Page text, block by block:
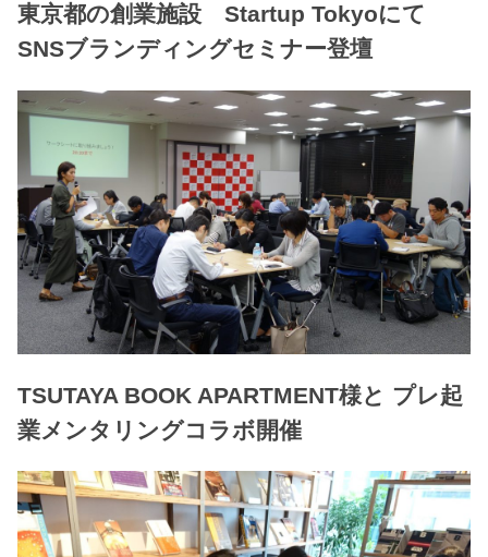
東京都の創業施設 Startup Tokyoにて
SNSブランディングセミナー登壇
TSUTAYA BOOK APARTMENT様と プレ起
業メンタリングコラボ開催